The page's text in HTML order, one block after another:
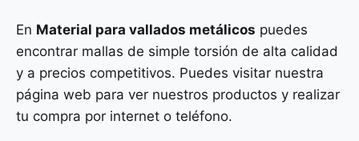
En Material para vallados metálicos puedes
encontrar mallas de simple torsión de alta calidad
y a precios competitivos. Puedes visitar nuestra
página web para ver nuestros productos y realizar
tu compra por internet o teléfono.